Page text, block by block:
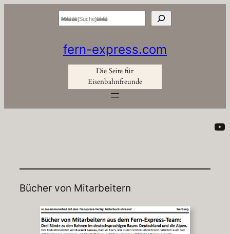
Suchen
fern-express.com
Die Seite für
Eisenbahnfreunde
Bücher von Mitarbeitern